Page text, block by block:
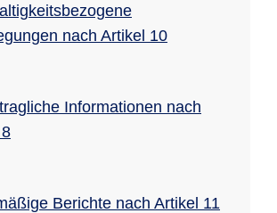
nach Artikel 10
Informationen nach
Berichte nach Artikel 11